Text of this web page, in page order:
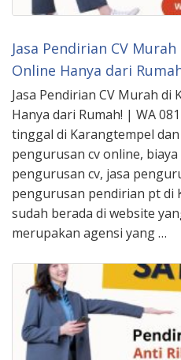
Jasa Pendirian CV
Online Hanya dari
Jasa Pendirian CV Murah di
Hanya dari Rumah! | WA
tinggal di Karangtempel
pengurusan cv online,
pengurusan cv, jasa
pengurusan pendirian pt di
sudah berada di website
merupakan agensi yang …